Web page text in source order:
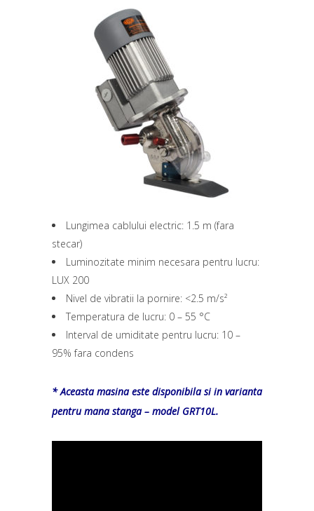
Lungimea cablului electric: 1.5 m (fara
stecar)
Luminozitate minim necesara pentru lucru:
LUX 200
Nivel de vibratii la pornire: <2.5 m/s²
Temperatura de lucru: 0 – 55 °C
Interval de umiditate pentru lucru: 10 –
95% fara condens
* Aceasta masina este disponibila si in varianta
pentru mana stanga – model GRT10L.